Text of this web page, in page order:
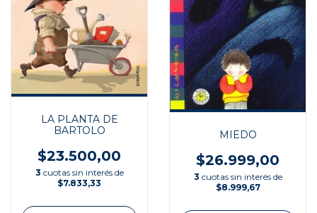
LA PLANTA DE
BARTOLO
$23.500,00
3 cuotas sin interés de
$7.833,33
MIEDO
$26.999,00
3 cuotas sin interés de
$8.999,67